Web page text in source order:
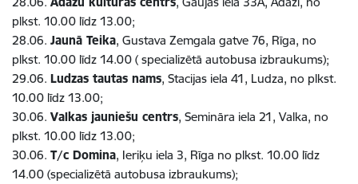
plkst. 10.00 līdz 13.00;
28.06. Jaunā Teika, Gustava Zemgala gatve 76, Rīga, no
plkst. 10.00 līdz 14.00 ( specializētā autobusa izbraukums);
29.06. Ludzas tautas nams, Stacijas iela 41, Ludza, no plkst.
10.00 līdz 13.00;
30.06. Valkas jauniešu centrs, Semināra iela 21, Valka, no
plkst. 10.00 līdz 13.00;
30.06. T/c Domina, Ieriķu iela 3, Rīga no plkst. 10.00 līdz
14.00 (specializētā autobusa izbraukums);